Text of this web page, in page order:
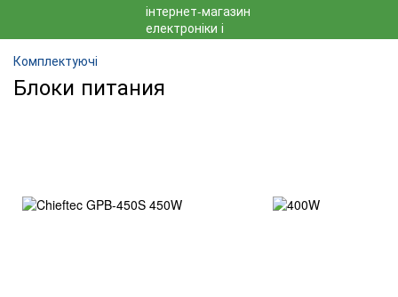
Комплектуючі
Блоки питания